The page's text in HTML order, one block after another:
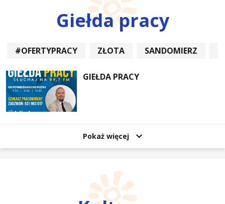
Giełda pracy
#OFERTYPRACY ZŁOTA SANDOMIERZ
GIEŁDA PRACY
Pokaż więcej